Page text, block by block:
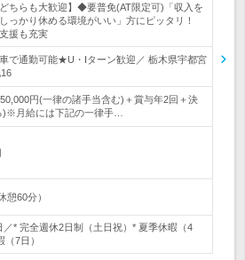
どちらも大歓迎】◆要普免(AT限定可)「収入を
っかり休める環境がいい」方にピッタリ！
援も充実
で通勤可能★U・Iターン歓迎／ 栃木県宇都宮
円(一律の諸手当含む)＋賞与年2回＋決
)※月給には下記の一律手…
憩60分）
／* 完全週休2日制（土日祝）* 夏季休暇（4
7日）